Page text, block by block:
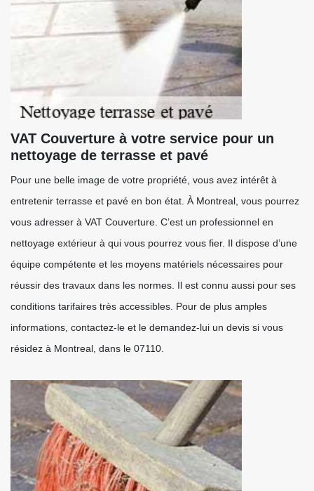
VAT Couverture à votre service pour un
nettoyage de terrasse et pavé
Pour une belle image de votre propriété, vous avez intérêt à
entretenir terrasse et pavé en bon état. À Montreal, vous pourrez
vous adresser à VAT Couverture. C’est un professionnel en
nettoyage extérieur à qui vous pourrez vous fier. Il dispose d’une
équipe compétente et les moyens matériels nécessaires pour
réussir des travaux dans les normes. Il est connu aussi pour ses
conditions tarifaires très accessibles. Pour de plus amples
informations, contactez-le et le demandez-lui un devis si vous
résidez à Montreal, dans le 07110.